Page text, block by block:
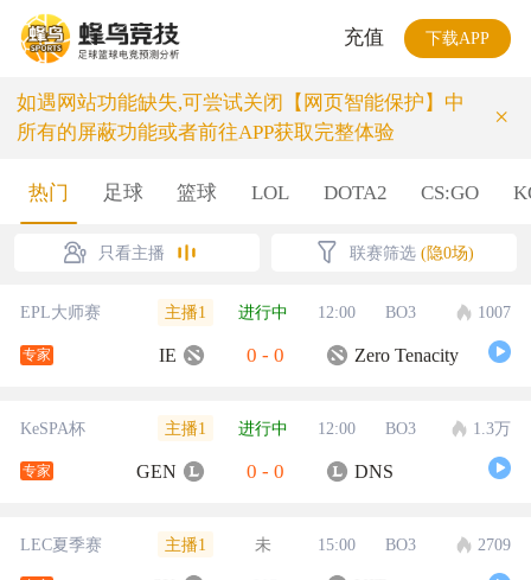
充值 下载APP
如遇网站功能缺失,可尝试关闭【网页智能保护】中
所有的屏蔽功能或者前往APP获取完整体验
×
热门 足球 篮球 LOL DOTA2 CS:GO
只看主播 联赛筛选 (隐0场)
EPL大师赛 主播1 进行中 12:00 BO3 1007
专家 IE 0 - 0 Zero Tenacity
KeSPA杯 主播1 进行中 12:00 BO3 1.3万
专家 GEN 0 - 0 DNS
LEC夏季赛 主播1 未 15:00 BO3 2709